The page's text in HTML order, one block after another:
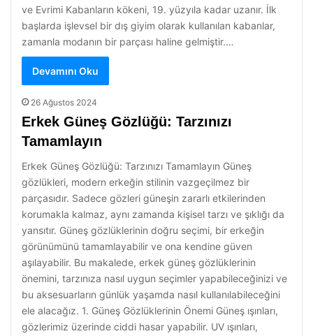
ve Evrimi Kabanların kökeni, 19. yüzyıla kadar uzanır. İlk
başlarda işlevsel bir dış giyim olarak kullanılan kabanlar,
zamanla modanın bir parçası haline gelmiştir.…
Devamını Oku
26 Ağustos 2024
Erkek Güneş Gözlüğü: Tarzınızı
Tamamlayın
Erkek Güneş Gözlüğü: Tarzınızı Tamamlayın Güneş
gözlükleri, modern erkeğin stilinin vazgeçilmez bir
parçasıdır. Sadece gözleri güneşin zararlı etkilerinden
korumakla kalmaz, aynı zamanda kişisel tarzı ve şıklığı da
yansıtır. Güneş gözlüklerinin doğru seçimi, bir erkeğin
görünümünü tamamlayabilir ve ona kendine güven
aşılayabilir. Bu makalede, erkek güneş gözlüklerinin
önemini, tarzınıza nasıl uygun seçimler yapabileceğinizi ve
bu aksesuarların günlük yaşamda nasıl kullanılabileceğini
ele alacağız. 1. Güneş Gözlüklerinin Önemi Güneş ışınları,
gözlerimiz üzerinde ciddi hasar yapabilir. UV ışınları,